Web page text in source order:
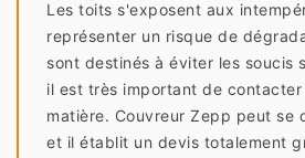
Les toits s'exposent aux
représenter un risque de
sont destinés à éviter les soucis
il est très important de
matière. Couvreur Zepp peut se
et il établit un devis totalement